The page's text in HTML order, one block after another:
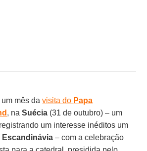
um mês davisita do Papa
, naSuécia (31 de outubro) – um
um interesse inéditos um
Escandinávia – com a celebração